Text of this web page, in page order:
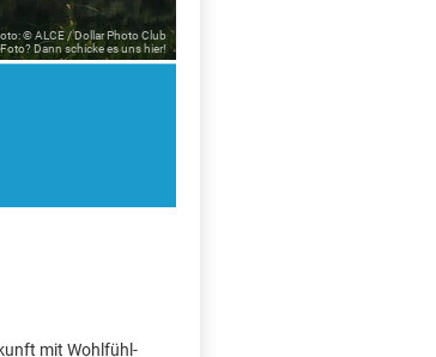
© ALCE / Dollar Photo Club
Dann schicke es uns hier!
mit Wohlfühl-